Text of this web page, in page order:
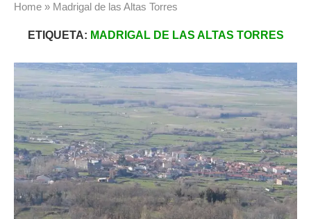
Home » Madrigal de las Altas Torres
ETIQUETA: MADRIGAL DE LAS ALTAS TORRES